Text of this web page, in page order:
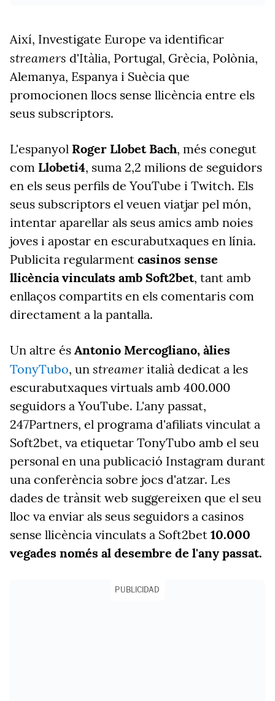
Així, Investigate Europe va identificar
streamers d'Itàlia, Portugal, Grècia, Polònia,
Alemanya, Espanya i Suècia que
promocionen llocs sense llicència entre els
seus subscriptors.
L'espanyol Roger Llobet Bach, més conegut
com Llobeti4, suma 2,2 milions de seguidors
en els seus perfils de YouTube i Twitch. Els
seus subscriptors el veuen viatjar pel món,
intentar aparellar als seus amics amb noies
joves i apostar en escurabutxaques en línia.
Publicita regularment casinos sense
llicència vinculats amb Soft2bet, tant amb
enllaços compartits en els comentaris com
directament a la pantalla.
Un altre és Antonio Mercogliano, àlies
TonyTubo, un streamer italià dedicat a les
escurabutxaques virtuals amb 400.000
seguidors a YouTube. L'any passat,
247Partners, el programa d'afiliats vinculat a
Soft2bet, va etiquetar TonyTubo amb el seu
personal en una publicació Instagram durant
una conferència sobre jocs d'atzar. Les
dades de trànsit web suggereixen que el seu
lloc va enviar als seus seguidors a casinos
sense llicència vinculats a Soft2bet 10.000
vegades només al desembre de l'any passat.
PUBLICIDAD